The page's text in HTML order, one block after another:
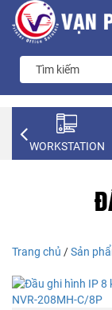
WORKSTATION
Trang chủ /Sản